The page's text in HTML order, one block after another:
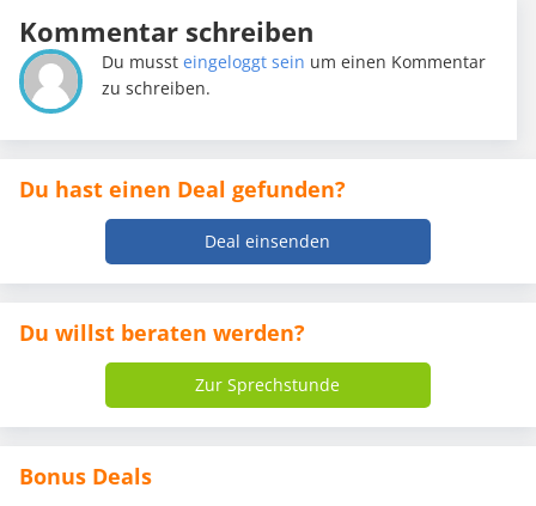
Kommentar schreiben
Du mussteingeloggt sein um einen Kommentar
zu schreiben.
Du hast einen Deal gefunden?
Deal einsenden
Du willst beraten werden?
Zur Sprechstunde
Bonus Deals